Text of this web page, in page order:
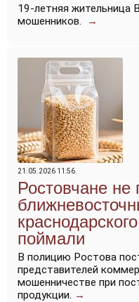
19-летняя жительница
мошенников.
→
21.05.2026 11:56
Ростовчане не
поймали
В полицию Ростова
представителей
мошенничестве при
продукции. →